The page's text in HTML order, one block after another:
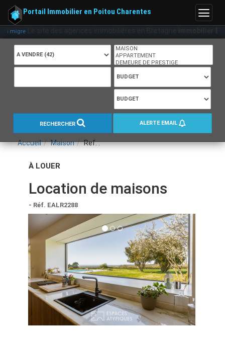
Le site des agences immobilières en Bretagne
Menu
Portail Immobilier en Poitou Charentes
RECHERCHER ALERTE EMAIL
Accueil Maison Ref. :
À LOUER
Location de maisons
- Réf. EALR2288